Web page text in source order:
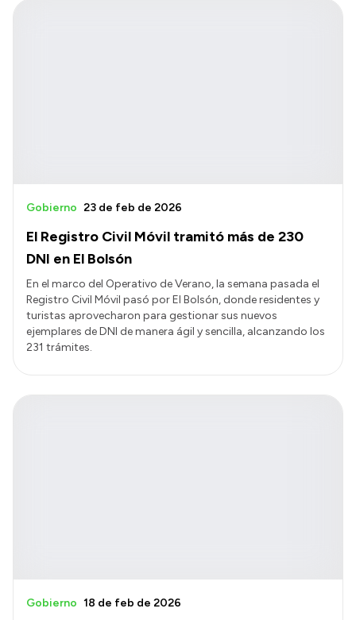
El Registro Civil Móvil tramitó más de 230
DNI en El Bolsón
Gobierno 23 de feb de 2026
En el marco del Operativo de Verano, la semana pasada el
Registro Civil Móvil pasó por El Bolsón, donde residentes y
turistas aprovecharon para gestionar sus nuevos
ejemplares de DNI de manera ágil y sencilla, alcanzando los
231 trámites.
Gobierno 18 de feb de 2026